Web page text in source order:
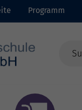
Programm